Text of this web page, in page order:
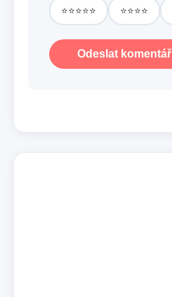
⭐⭐⭐⭐⭐ ⭐⭐⭐⭐
Odeslat komentář